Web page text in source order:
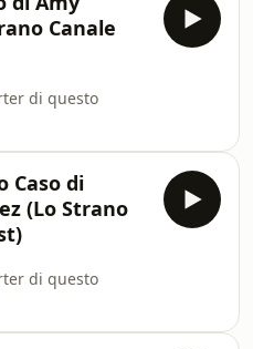
Canale
di questo
Caso di
(Lo Strano
di questo